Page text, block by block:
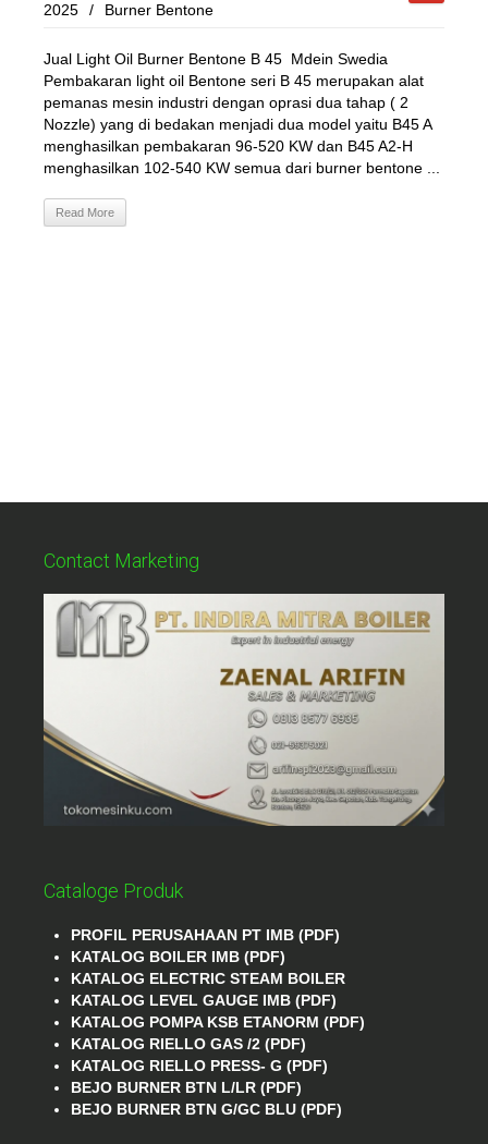
2025
/ Burner Bentone
Jual Light Oil Burner Bentone B 45 Mdein Swedia
Pembakaran light oil Bentone seri B 45 merupakan alat
pemanas mesin industri dengan oprasi dua tahap ( 2
Nozzle) yang di bedakan menjadi dua model yaitu B45 A
menghasilkan pembakaran 96-520 KW dan B45 A2-H
menghasilkan 102-540 KW semua dari burner bentone ...
Read More
Contact Marketing
Cataloge Produk
PROFIL PERUSAHAAN PT IMB (PDF)
KATALOG BOILER IMB (PDF)
KATALOG ELECTRIC STEAM BOILER
KATALOG LEVEL GAUGE IMB (PDF)
KATALOG POMPA KSB ETANORM (PDF)
KATALOG RIELLO GAS /2 (PDF)
KATALOG RIELLO PRESS- G (PDF)
BEJO BURNER BTN L/LR (PDF)
BEJO BURNER BTN G/GC BLU (PDF)